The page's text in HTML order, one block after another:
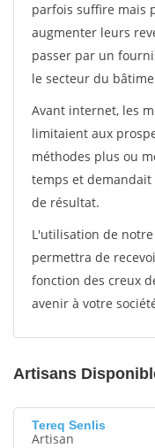
parfois suffire mais
augmenter leurs
passer par un
le secteur du
Avant internet, les
limitaient aux
méthodes plus ou
temps et
de résultat.
L'utilisation de
permettra de
fonction des creux
avenir à votre
Artisans
Tereq Senlis
Artisan